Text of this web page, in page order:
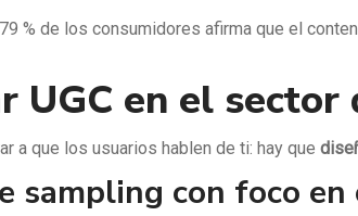
% de los consumidores afirma que el
UGC en el
a que los usuarios hablen de ti: hay que
sampling con foco